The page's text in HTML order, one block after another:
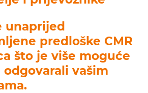
unaprijed
predloške CMR
što je više moguće
odgovarali vašim